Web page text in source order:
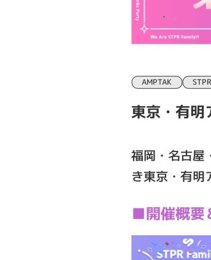
AMPTAK STPR
東京・有
福岡・名古
き東京・有明
■開催概要